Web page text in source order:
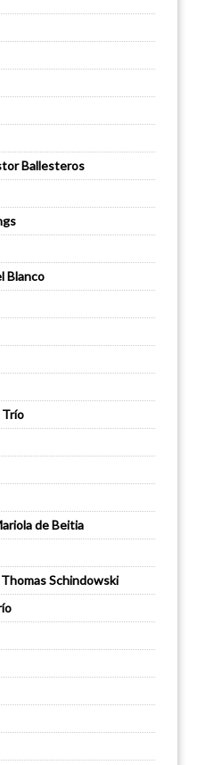
Ballesteros
Blanco
Trío
de Beitia
Schindowski